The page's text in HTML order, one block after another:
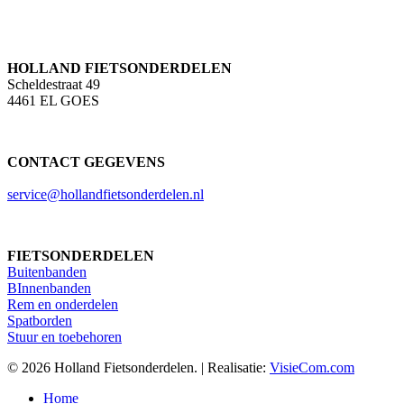
HOLLAND FIETSONDERDELEN
Scheldestraat 49
4461 EL GOES
CONTACT GEGEVENS
service@hollandfietsonderdelen.nl
FIETSONDERDELEN
Buitenbanden
BInnenbanden
Rem en onderdelen
Spatborden
Stuur en toebehoren
© 2026 Holland Fietsonderdelen. | Realisatie: VisieCom.com
Close
Home